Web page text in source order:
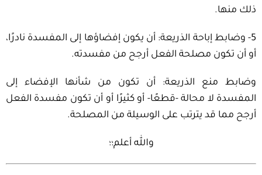
ذلك منها.
5- وضابط إباحة الذريعة: أن يكون إفضاؤها إلى المفسدة نادرًا،
أو أن تكون مصلحة الفعل أرجح من مفسدته.
وضابط منع الذريعة: أن تكون من شأنها الإفضاء إلى
المفسدة لا محالة -قطعًا- أو كثيرًا أو أن تكون مفسدة الفعل
أرجح مما قد يترتب على الوسيلة من المصلحة.
والله أعلم؛؛